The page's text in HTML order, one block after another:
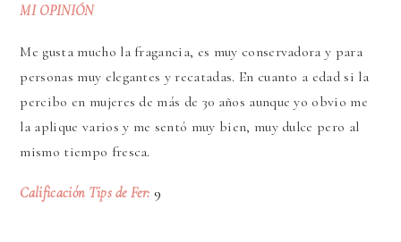
MI OPINIÓN
Me gusta mucho la fragancia, es muy conservadora y para
personas muy elegantes y recatadas. En cuanto a edad si la
percibo en mujeres de más de 30 años aunque yo obvio me
la aplique varios y me sentó muy bien, muy dulce pero al
mismo tiempo fresca.
Calificación Tips de Fer: 9